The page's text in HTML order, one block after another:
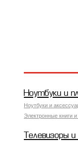
Ноутбуки и
Ноутбуки и
Электронные книги
Телевизоры